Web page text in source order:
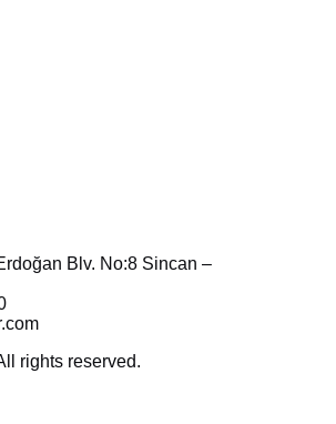
Blv. No:8 Sincan –
rights reserved.